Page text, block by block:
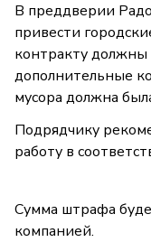
В преддверии
привести
контракту
дополнительные
мусора должна
Подрядчику
работу в
Сумма штрафа
компанией.